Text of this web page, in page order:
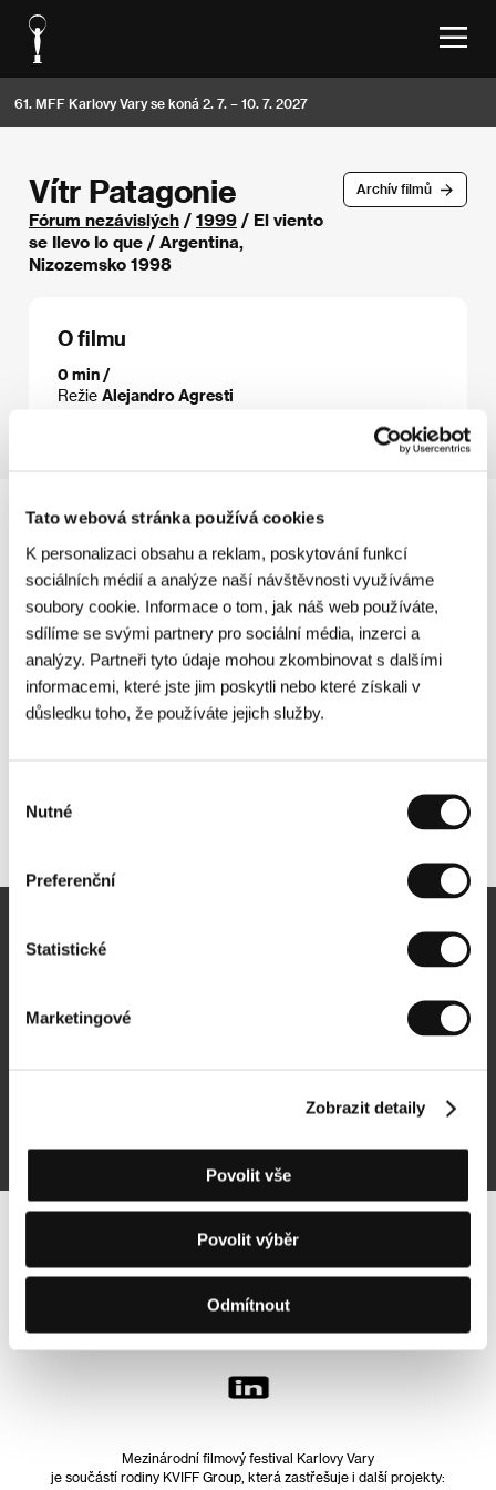
Tato webová stránka používá cookies
K personalizaci obsahu a reklam, poskytování funkcí
sociálních médií a analýze naší návštěvnosti využíváme
soubory cookie. Informace o tom, jak náš web používáte,
sdílíme se svými partnery pro sociální média, inzerci a
analýzy. Partneři tyto údaje mohou zkombinovat s dalšími
informacemi, které jste jim poskytli nebo které získali v
důsledku toho, že používáte jejich služby.
souhlasu
Nutné
Preferenční
Statistické
Marketingové
Zobrazit detaily
Povolit vše
Povolit výběr
Odmítnout
61. MFF Karlovy Vary se koná 2. 7. – 10. 7. 2027
Archív filmů
Vítr Patagonie
Fórum nezávislých / 1999 / El viento
se Ilevo Io que / Argentina,
Nizozemsko 1998
O filmu
0 min /
Režie Alejandro Agresti
Sledujte nás na síti:
Mezinárodní filmový festival Karlovy Vary
je součástí rodiny KVIFF Group, která zastřešuje i další projekty: